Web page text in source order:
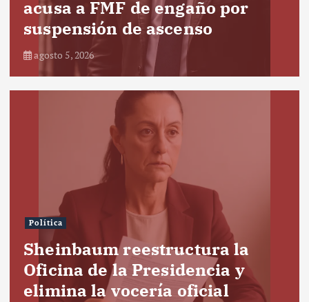
acusa a FMF de engaño por
suspensión de ascenso
agosto 5, 2026
Política
Sheinbaum reestructura la
Oficina de la Presidencia y
elimina la vocería oficial